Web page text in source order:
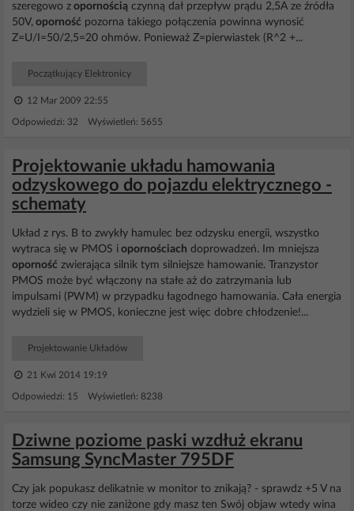
szeregowo z opornością czynną dał przepływ prądu 2,5A ze źródła
50V, oporność pozorna takiego połączenia powinna wynosić
Z=U/I=50/2,5=20 ohmów. Ponieważ Z=pierwiastek (R^2 +...
Początkujący Elektronicy
12 Mar 2009 22:55
Odpowiedzi: 32 Wyświetleń: 5655
Projektowanie układu hamowania
odzyskowego do pojazdu elektrycznego -
schematy
Układ z rys. B to zwykły hamulec bez odzysku energii, wszystko
wytraca się w PMOS i opornościach doprowadzeń. Im mniejsza
oporność zwierająca silnik tym silniejsze hamowanie. Tranzystor
PMOS może być włączony na stałe aż do zatrzymania lub
impulsami (PWM) w przypadku łagodnego hamowania. Cała energia
wydzieli się w PMOS, konieczne jest więc dobre chłodzenie!...
Projektowanie Układów
21 Kwi 2014 19:19
Odpowiedzi: 15 Wyświetleń: 8238
Dziwne poziome paski wzdłuż ekranu
Samsung SyncMaster 795DF
Czy jak popukasz delikatnie w monitor to znikają? - sprawdz +5 V na
torze wideo czy nie zaniżone gdy masz ten Swój objaw wtedy wina